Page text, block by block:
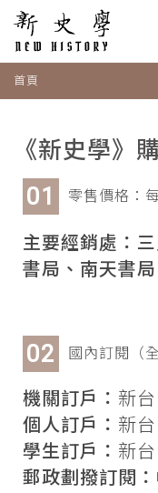
首頁
《新史學》
零售價格：
主要經銷處：
書局、南天書局
國內訂閱（
機關訂戶： 新
個人訂戶： 新
學生訂戶： 新
郵政劃撥訂閱：